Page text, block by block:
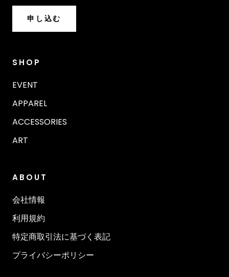
申し込む
SHOP
EVENT
APPAREL
ACCESSORIES
ART
ABOUT
会社情報
利用規約
特定商取引法に基づく表記
プライバシーポリシー